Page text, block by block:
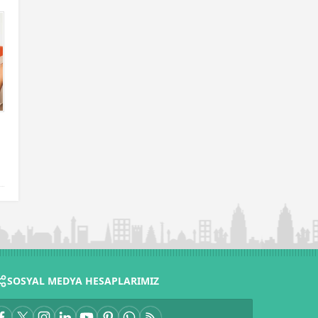
SOSYAL MEDYA HESAPLARIMIZ